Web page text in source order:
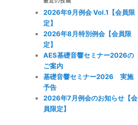
2026年9月例会 Vol.1【会員限
定】
2026年8月特別例会【会員限
定】
AES基礎音響セミナー2026の
ご案内
基礎音響セミナー2026 実施
予告
2026年7月例会のお知らせ【会
員限定】